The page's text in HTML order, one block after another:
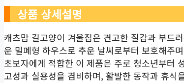
상품 상세설명
캐츠맘 길고양이 겨울집은 견고한 질감과 부드
운 밀폐형 하우스로 추운 날씨로부터 보호해주
초보자에게 적합한 이 제품은 주로 청소년부터
고성과 실용성을 겸비하며, 활발한 동작과 휴식